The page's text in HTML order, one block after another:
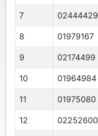
7 02444429
8 01979167
9 02174499
10 01964984
11 01975080
12 02252600